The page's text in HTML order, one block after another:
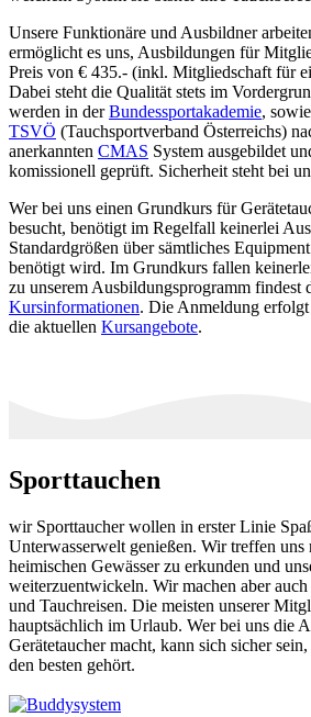
Unsere Funktionäre und Ausbildner
ermöglicht es uns, Ausbildungen für
Preis von € 435.- (inkl. Mitgliedschaft für
Dabei steht die Qualität stets im
werden in derBundessportakademie,
TSVÖ (Tauchsportverband Österreichs)
anerkannten CMAS System ausgebildet
komissionell geprüft. Sicherheit steht bei
Wer bei uns einen Grundkurs für
besucht, benötigt im Regelfall keinerlei
Standardgrößen über sämtliches
benötigt wird. Im Grundkurs fallen
zu unserem Ausbildungsprogramm findest
Kursinformationen. Die Anmeldung
die aktuellen Kursangebote.
Sporttauchen
wir Sporttaucher wollen in erster Linie
Unterwasserwelt genießen. Wir treffen uns
heimischen Gewässer zu erkunden und
weiterzuentwickeln. Wir machen aber
und Tauchreisen. Die meisten unserer
hauptsächlich im Urlaub. Wer bei uns die
Gerätetaucher macht, kann sich sicher
den besten gehört.